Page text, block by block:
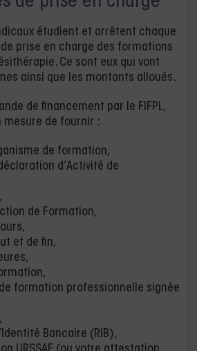
étudient et arrêtent chaque
prise en charge des formations
Ce sont eux qui vont
ainsi que les montants alloués.
de financement par le FIFPL,
mesure de fournir :
de formation,
d’Activité de
de Formation,
et de fin,
formation professionnelle signée
Bancaire (RIB),